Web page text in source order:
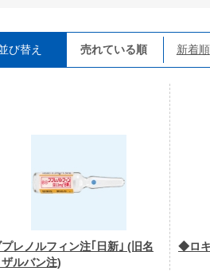
び替え 売れている順 新着順
レノルフィン注｢日新｣ (旧名
ルバン注)
◆ロ